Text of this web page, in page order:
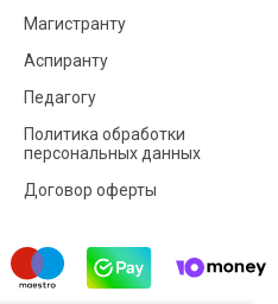
Магистранту
Аспиранту
Педагогу
Политика обработки
персональных данных
Договор оферты